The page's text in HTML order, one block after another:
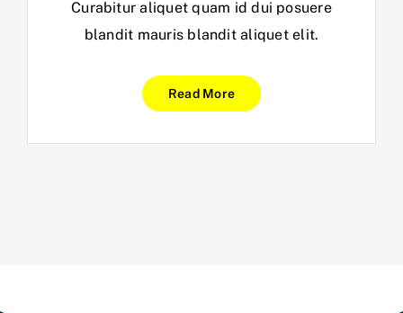
Curabitur aliquet quam id dui posuere
blandit mauris blandit aliquet elit.
Read More